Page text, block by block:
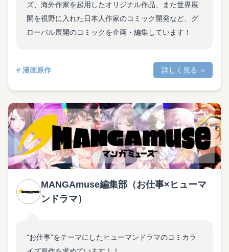
ズ、海外作家を起用したオリジナル作品、また世界展
開を視野に入れた日本人作家のコミック開発など、グ
ローバル展開のコミックを企画・編集しています！
# 漫画原作 詳しく見る ＞
MANGAmuse編集部（お仕事×ヒューマ
ンドラマ）
"お仕事"をテーマにしたヒューマンドラマのコミカラ